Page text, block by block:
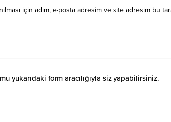
için adım, e-posta adresim ve site adresim bu
yukarıdaki form aracılığıyla siz yapabilirsiniz.